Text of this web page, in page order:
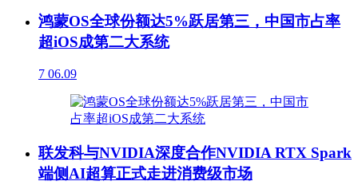
鸿蒙OS全球份额达5%跃居第三，中国市占率
超iOS成第二大系统
7 06.09
联发科与NVIDIA深度合作NVIDIA RTX Spark
端侧AI超算正式走进消费级市场